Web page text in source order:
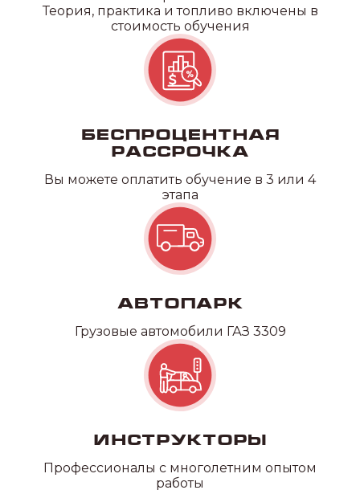
Теория, практика и топливо включены в
стоимость обучения
Беспроцентная
рассрочка
Вы можете оплатить обучение в 3 или 4
этапа
Автопарк
Грузовые автомобили ГАЗ 3309
Инструкторы
Профессионалы с многолетним опытом
работы